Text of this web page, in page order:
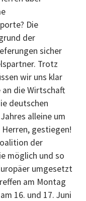
Die
der
sicher
Trotz
wir uns klar
die Wirtschaft
deutschen
alleine um
gestiegen!
der
möglich und so
umgesetzt
am Montag
16. und 17. Juni